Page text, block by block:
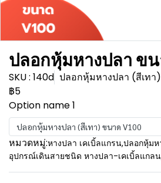
ปลอกหุ้มหางปลา ข
SKU : 140d ปลอกหุ้มหางปลา (สีเทา
฿5
Option name 1
ปลอกหุ้มหางปลา (สีเทา) ขนาด V100
หมวดหมู่:หางปลา เคเบิ้ลแกรน,ปลอกหุ้มห
อุปกรณ์เดินสายชนิด หางปลา-เคเบิ้ลแกลน